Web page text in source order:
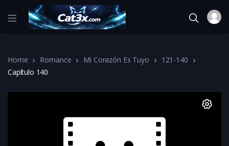
Home Romance Mi Corazón Es Tuyo
121-140
Capítulo 140